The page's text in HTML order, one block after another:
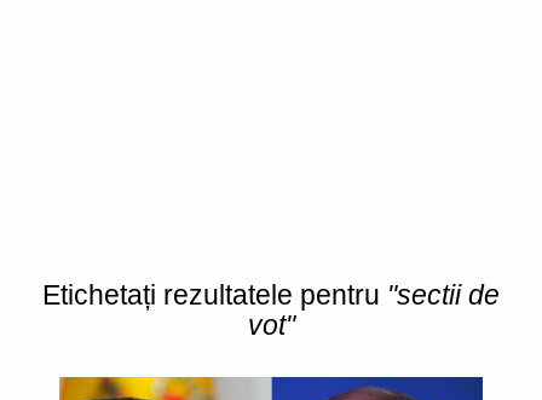
Etichetați rezultatele pentru "sectii de
vot"